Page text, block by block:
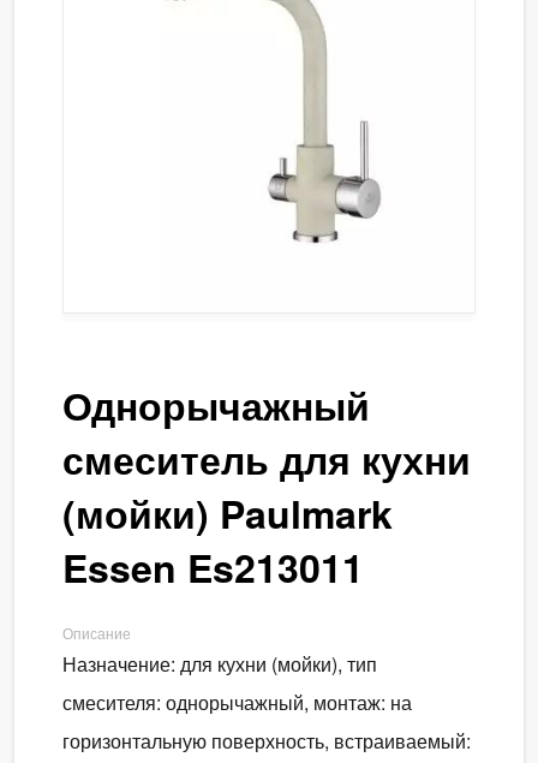
Однорычажный
смеситель для кухни
(мойки) Paulmark
Essen Es213011
Описание
Назначение: для кухни (мойки), тип
смесителя: однорычажный, монтаж: на
горизонтальную поверхность, встраиваемый: